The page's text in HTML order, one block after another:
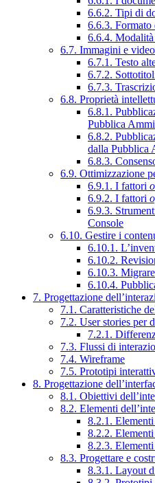
6.6.2. Tipi di
6.6.3. Formato
6.6.4.
6.7. Immagini e video
6.7.1. Testo
6.7.2.
6.7.3.
6.8. Proprietà
6.8.1.
Pubblica
6.8.2.
dalla Pubblica
6.8.3.
6.9. Ottimizzazione
6.9.1. I fattori
6.9.2. I fattori
6.9.3.
Console
6.10. Gestire i
6.10.1.
6.10.2.
6.10.3.
6.10.4.
7. Progettazione
7.1. Caratteristiche
7.2. User stories per
7.2.1.
7.3. Flussi di
7.4. Wireframe
7.5. Prototipi
8. Progettazione
8.1. Obiettivi
8.2. Elementi
8.2.1.
8.2.2.
8.2.3.
8.3. Progettare e
8.3.1. Layout